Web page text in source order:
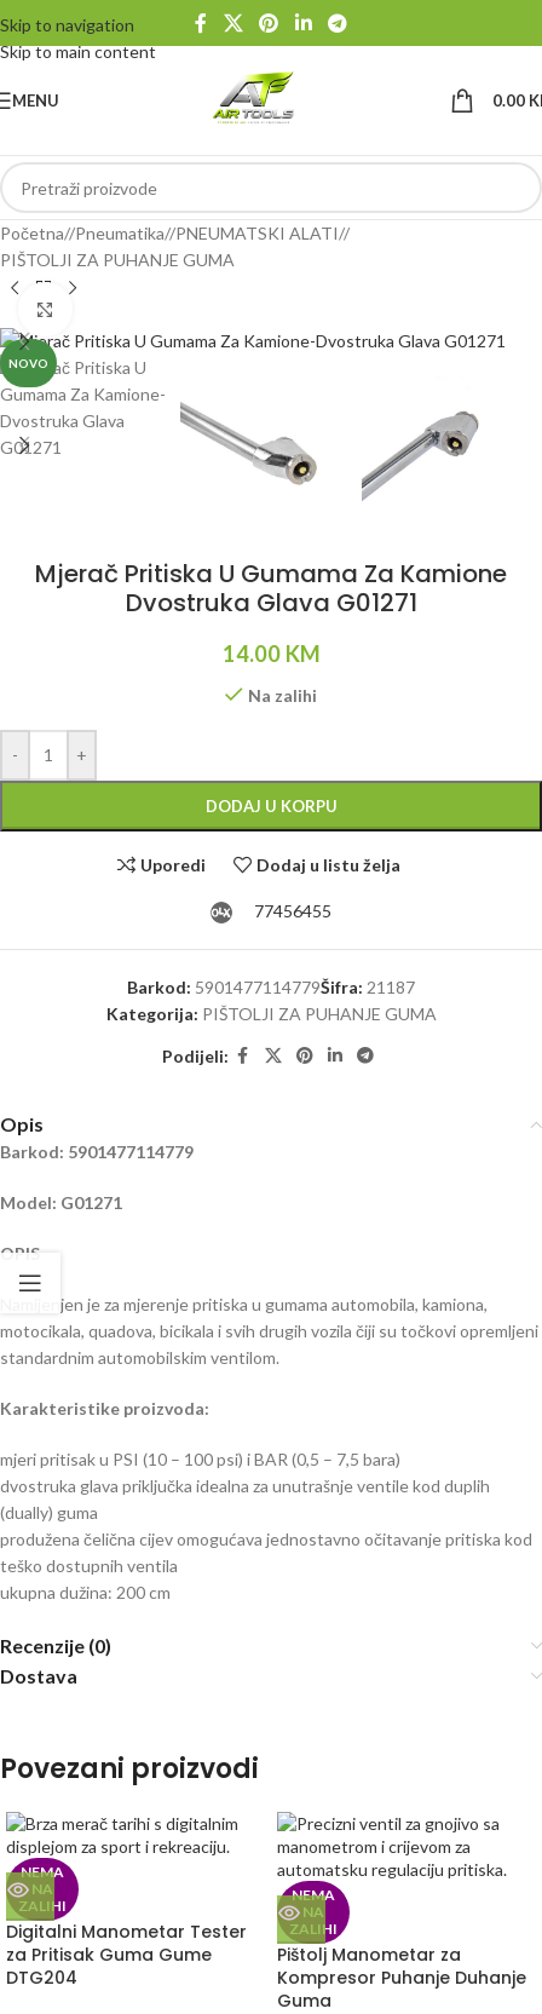
Skip to navigation
Skip to main content
MENU 0.00
Početna/ Pneumatika/ PNEUMATSKI ALATI/
PIŠTOLJI ZA PUHANJE GUMA
NOVO
Mjerač Pritiska U Gumama Za Kamione
Dvostruka Glava G01271
14.00 KM
Na zalihi
- +
DODAJ U KORPU
Uporedi Dodaj u listu želja
77456455
Barkod: 5901477114779Šifra: 21187
Kategorija: PIŠTOLJI ZA PUHANJE GUMA
Podijeli:
Opis
Barkod: 5901477114779
Model: G01271
OPIS
Namijenjen je za mjerenje pritiska u gumama automobila, kamiona,
motocikala, quadova, bicikala i svih drugih vozila čiji su točkovi opremljeni
standardnim automobilskim ventilom.
Karakteristike proizvoda:
mjeri pritisak u PSI (10 – 100 psi) i BAR (0,5 – 7,5 bara)
dvostruka glava priključka idealna za unutrašnje ventile kod duplih
(dually) guma
produžena čelična cijev omogućava jednostavno očitavanje pritiska kod
teško dostupnih ventila
ukupna dužina: 200 cm
Recenzije (0)
Dostava
Povezani proizvodi
NEMA
NA
ZALIHI
Digitalni Manometar Tester
za Pritisak Guma Gume
DTG204
NEMA
NA
ZALIHI
Pištolj Manometar za
Kompresor Puhanje Duhanje
Guma